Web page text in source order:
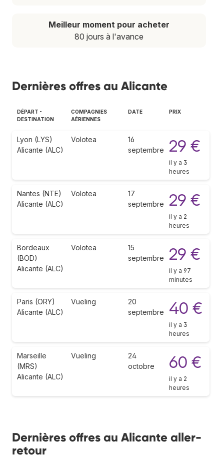
Meilleur moment pour acheter
80 jours à l'avance
Dernières offres au Alicante
DÉPART -
DESTINATION
COMPAGNIES
AÉRIENNES
DATE PRIX
Lyon (LYS)
Alicante (ALC)
Volotea
16
septembre
29 €
il y a 3
heures
Nantes (NTE)
Alicante (ALC)
Volotea
17
septembre
29 €
il y a 2
heures
Bordeaux
(BOD)
Alicante (ALC)
Volotea
15
septembre
29 €
il y a 97
minutes
Paris (ORY)
Alicante (ALC)
Vueling
20
septembre
40 €
il y a 3
heures
Marseille
(MRS)
Alicante (ALC)
Vueling
24
octobre
60 €
il y a 2
heures
Dernières offres au Alicante aller-
retour